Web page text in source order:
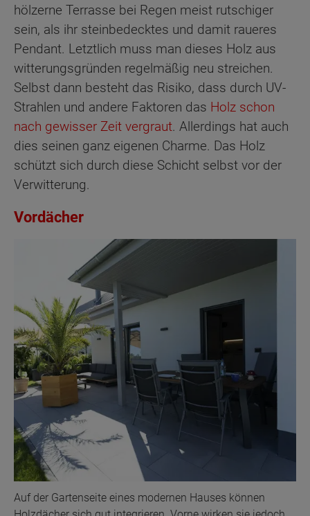
hölzerne Terrasse bei Regen meist rutschiger
sein, als ihr steinbedecktes und damit raueres
Pendant. Letztlich muss man dieses Holz aus
witterungsgründen regelmäßig neu streichen.
Selbst dann besteht das Risiko, dass durch UV-
Strahlen und andere Faktoren das Holz schon
nach gewisser Zeit vergraut. Allerdings hat auch
dies seinen ganz eigenen Charme. Das Holz
schützt sich durch diese Schicht selbst vor der
Verwitterung.
Vordächer
Auf der Gartenseite eines modernen Hauses können